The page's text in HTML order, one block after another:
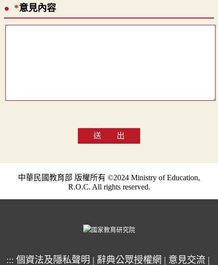
*意見內容
送 出
中華民國教育部 版權所有 ©2024 Ministry of Education,
R.O.C. All rights reserved.
::: 個資法及隱私聲明 | 辭典公眾授權網 | 意見交流 |